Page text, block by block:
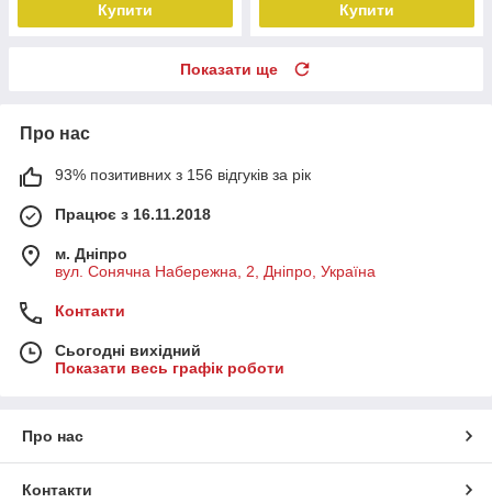
Купити Купити
Показати ще
Про нас
93% позитивних з 156 відгуків за рік
Працює з 16.11.2018
м. Дніпро
вул. Сонячна Набережна, 2, Дніпро, Україна
Контакти
Сьогодні вихідний
Показати весь графік роботи
Про нас
Контакти